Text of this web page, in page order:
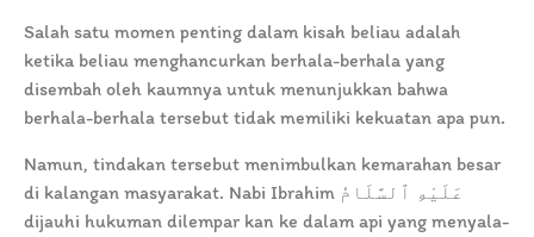
Salah satu momen penting dalam kisah beliau adalah
ketika beliau menghancurkan berhala-berhala yang
disembah oleh kaumnya untuk menunjukkan bahwa
berhala-berhala tersebut tidak memiliki kekuatan apa pun.
Namun, tindakan tersebut menimbulkan kemarahan besar
di kalangan masyarakat. Nabi Ibrahim عَلَيْهِ ٱلسَّلَامُ
dijauhi hukuman dilempar kan ke dalam api yang menyala-